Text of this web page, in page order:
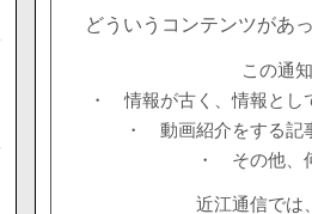
どういうコンテンツがあ
この通
・ 情報が古く、情報とし
・ 動画紹介をする記
・ その他、
近江通信では